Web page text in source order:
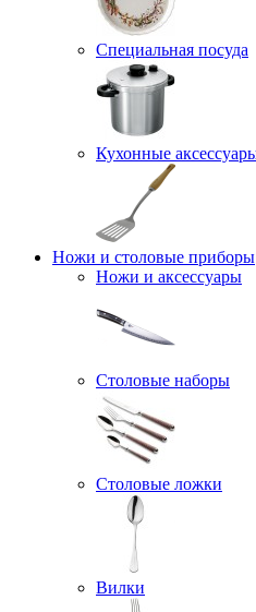
Специальная посуда
Кухонные
Ножи и столовые приборы
Ножи и аксессуары
Столовые наборы
Столовые ложки
Вилки